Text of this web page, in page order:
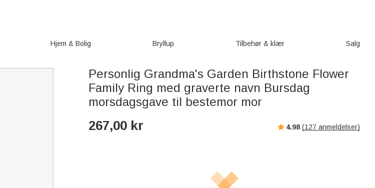
Hjem & Bolig Bryllup Tilbehør & klær Salg
Personlig Grandma's Garden Birthstone Flower
Family Ring med graverte navn Bursdag
morsdagsgave til bestemor mor
267,00 kr 4.98 (127 anmeldelser)